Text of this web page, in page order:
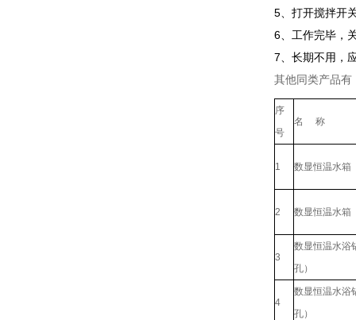
5、打开搅拌开
6、工作完毕，
7、长期不用，
其他同类产品有
序
号
名 称
1 数显恒温水箱
2 数显恒温水箱
3
数显恒温水浴
孔）
4
数显恒温水浴
孔）